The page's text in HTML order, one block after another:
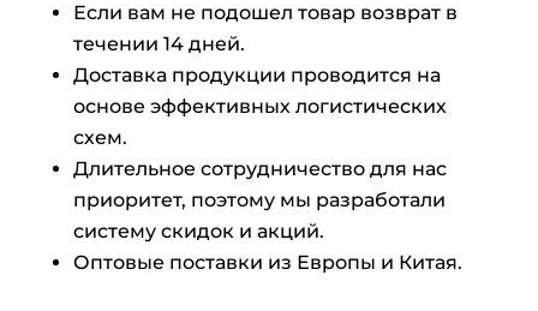
Если вам не подошел товар возврат в
течении 14 дней.
Доставка продукции проводится на
основе эффективных логистических
схем.
Длительное сотрудничество для нас
приоритет, поэтому мы разработали
систему скидок и акций.
Оптовые поставки из Европы и Китая.